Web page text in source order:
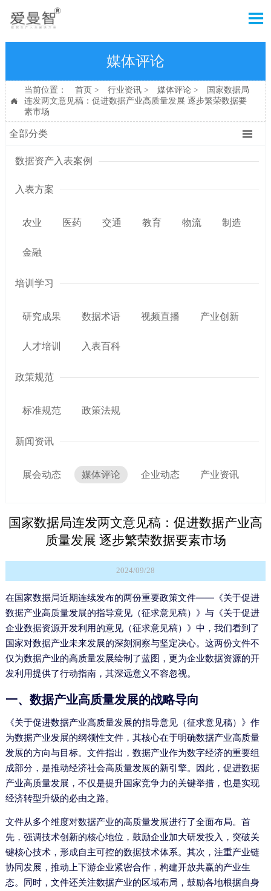

媒体评论

当前位置： 首页 > 行业资讯> 媒体评论>
国家数据局
连发两文意见稿：促进数据产业高质量发展 逐步繁荣数据要
素市场
全部分类 
数据资产入表案例
入表方案
农业 医药 交通 教育 物流 制造
金融
培训学习
研究成果 数据术语 视频直播 产业创新
人才培训 入表百科
政策规范
标准规范 政策法规
新闻资讯
展会动态 媒体评论 企业动态 产业资讯
国家数据局连发两文意见稿：促进数据产业高
质量发展 逐步繁荣数据要素市场
2024/09/28
在国家数据局近期连续发布的两份重要政策文件——《关于促进
数据产业高质量发展的指导意见（征求意见稿）》与《关于促进
企业数据资源开发利用的意见（征求意见稿）》中，我们看到了
国家对数据产业未来发展的深刻洞察与坚定决心。这两份文件不
仅为数据产业的高质量发展绘制了蓝图，更为企业数据资源的开
发利用提供了行动指南，其深远意义不容忽视。
一、数据产业高质量发展的战略导向
《关于促进数据产业高质量发展的指导意见（征求意见稿）》作
为数据产业发展的纲领性文件，其核心在于明确数据产业高质量
发展的方向与目标。文件指出，数据产业作为数字经济的重要组
成部分，是推动经济社会高质量发展的新引擎。因此，促进数据
产业高质量发展，不仅是提升国家竞争力的关键举措，也是实现
经济转型升级的必由之路。
文件从多个维度对数据产业的高质量发展进行了全面布局。首
先，强调技术创新的核心地位，鼓励企业加大研发投入，突破关
键核心技术，形成自主可控的数据技术体系。其次，注重产业链
协同发展，推动上下游企业紧密合作，构建开放共赢的产业生
态。同时，文件还关注数据产业的区域布局，鼓励各地根据自身